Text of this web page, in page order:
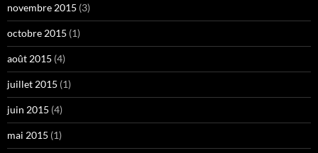
novembre 2015 (3)
octobre 2015 (1)
août 2015 (4)
juillet 2015 (1)
juin 2015 (4)
mai 2015 (1)